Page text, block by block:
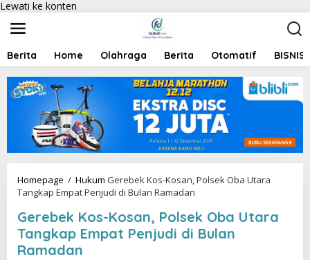
Lewati ke konten
Berita Home Olahraga Berita Otomatif BISNIS
Homepage / Hukum Gerebek Kos-Kosan, Polsek Oba Utara
Tangkap Empat Penjudi di Bulan Ramadan
Gerebek Kos-Kosan, Polsek Oba Utara
Tangkap Empat Penjudi di Bulan
Ramadan